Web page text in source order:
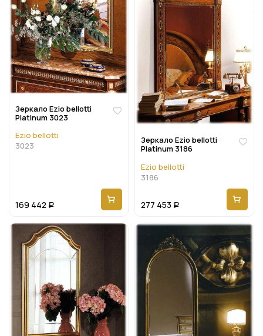
Зеркало Ezio bellotti
Platinum 3023
Ezio bellotti
3023
169 442 Р
Зеркало Ezio bellotti
Platinum 3186
Ezio bellotti
3186
277 453 Р